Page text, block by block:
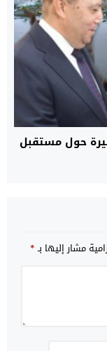
حول مستقبل
مشار إليها بـ*